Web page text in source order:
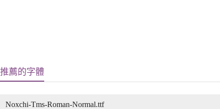
推薦的字體
Noxchi-Tms-Roman-Normal.ttf